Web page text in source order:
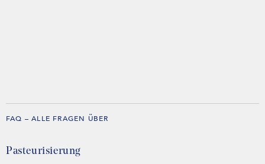
FAQ – ALLE FRAGEN ÜBER
Pasteurisierung